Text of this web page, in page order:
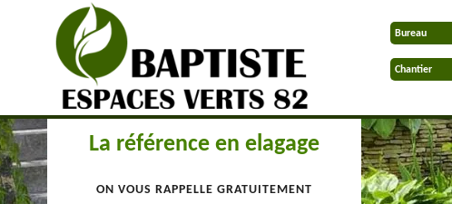
Bureau
Chantier
La référence en elagage
ON VOUS RAPPELLE GRATUITEMENT